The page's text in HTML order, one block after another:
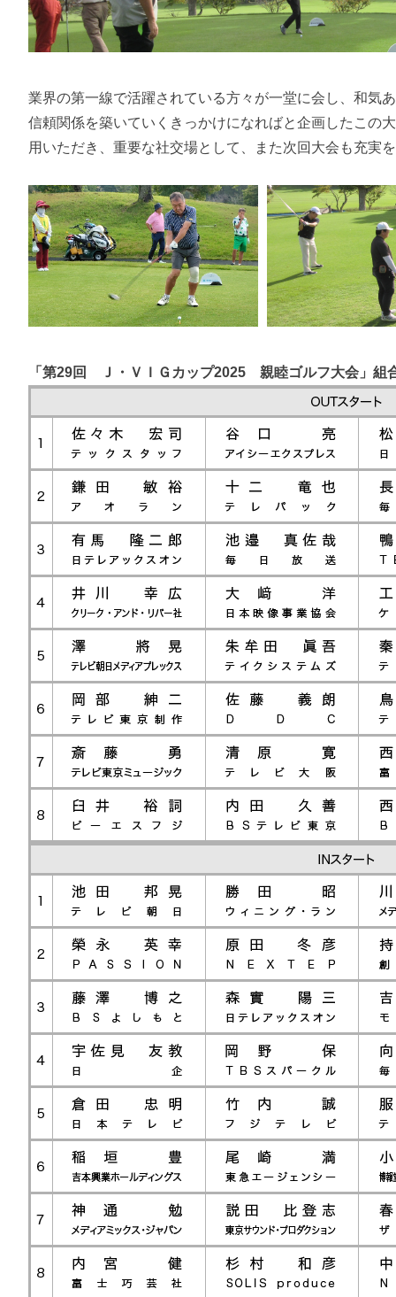
業界の第一線で活躍されている方々が一堂に会し、和気
信頼関係を築いていくきっかけになればと企画したこの
用いただき、重要な社交場として、また次回大会も充実
「第29回 Ｊ・ＶＩＧカップ2025 親睦ゴルフ大会」組